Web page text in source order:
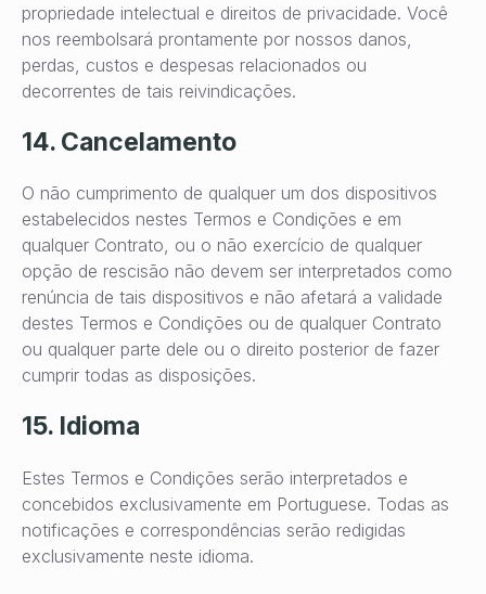
propriedade intelectual e direitos de privacidade. Você
nos reembolsará prontamente por nossos danos,
perdas, custos e despesas relacionados ou
decorrentes de tais reivindicações.
14. Cancelamento
O não cumprimento de qualquer um dos dispositivos
estabelecidos nestes Termos e Condições e em
qualquer Contrato, ou o não exercício de qualquer
opção de rescisão não devem ser interpretados como
renúncia de tais dispositivos e não afetará a validade
destes Termos e Condições ou de qualquer Contrato
ou qualquer parte dele ou o direito posterior de fazer
cumprir todas as disposições.
15. Idioma
Estes Termos e Condições serão interpretados e
concebidos exclusivamente em Portuguese. Todas as
notificações e correspondências serão redigidas
exclusivamente neste idioma.